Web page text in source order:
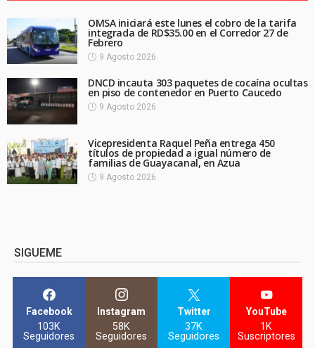
OMSA iniciará este lunes el cobro de la tarifa
integrada de RD$35.00 en el Corredor 27 de
Febrero
9 Agosto 2026
DNCD incauta 303 paquetes de cocaína ocultas
en piso de contenedor en Puerto Caucedo
9 Agosto 2026
Vicepresidenta Raquel Peña entrega 450
títulos de propiedad a igual número de
familias de Guayacanal, en Azua
9 Agosto 2026
SIGUEME
Facebook
103K
Seguidores
Instagram
58K
Seguidores
Twitter
37K
Seguidores
YouTube
1K
Suscriptores